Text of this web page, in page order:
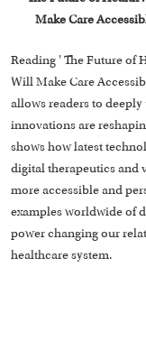
Make Care
Reading ' The Future of
Will Make Care
allows readers to
innovations are
shows how latest
digital therapeutics and
more accessible and
examples worldwide of
power changing our
healthcare system.